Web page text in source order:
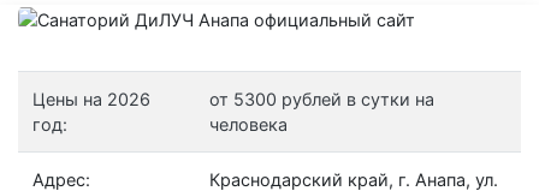
Цены на 2026
год:
от 5300 рублей в сутки на
человека
Адрес:
Краснодарский край, г. Анапа, ул.